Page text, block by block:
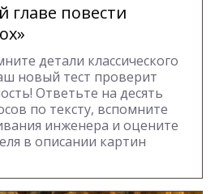
главе повести
детали классического
новый тест проверит
Ответьте на десять
по тексту, вспомните
инженера и оцените
в описании картин